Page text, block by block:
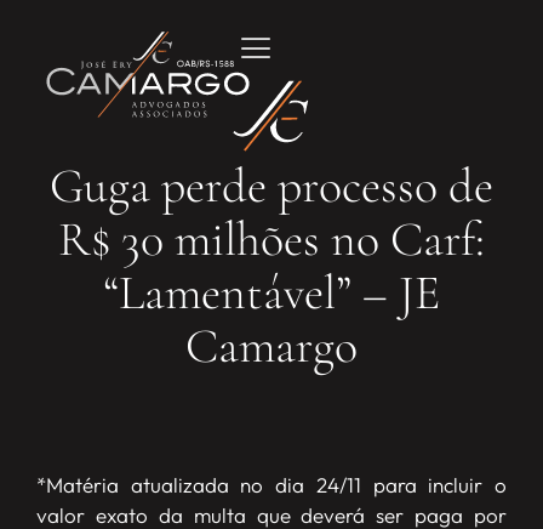
Guga perde processo de
R$ 30 milhões no Carf:
“Lamentável” – JE
Camargo
*Matéria atualizada no dia 24/11 para incluir o
valor exato da multa que deverá ser paga por